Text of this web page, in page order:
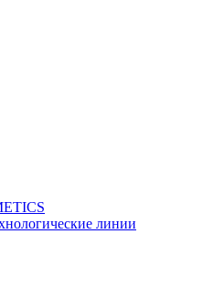
линии